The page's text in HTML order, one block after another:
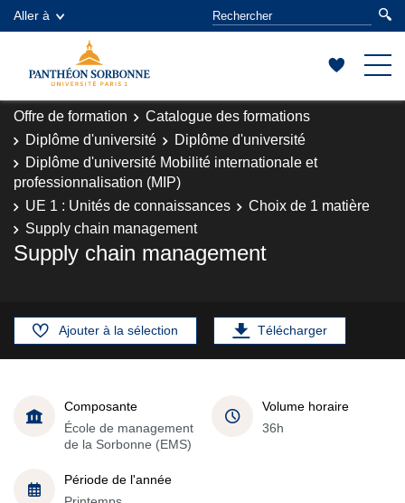
Aller à
Offre de formation
Catalogue des formations
Diplôme d'université
Diplôme d'université
Diplôme d'université Mobilité internationale et
professionnalisation (MIP)
UE 1 : Unités de connaissances
Choix de 1 matière
Supply chain management
Supply chain management
Ajouter à la sélection Télécharger
Composante
École de management
de la Sorbonne (EMS)
Volume horaire
36h
Période de l'année